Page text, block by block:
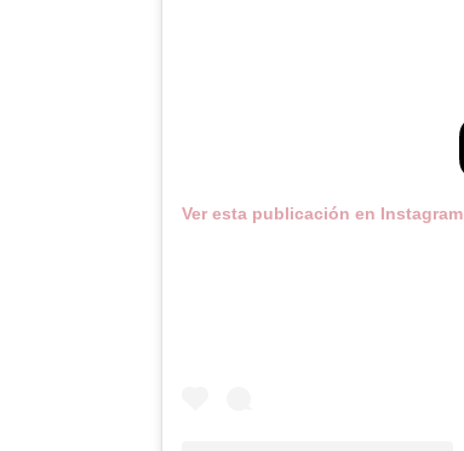
Ver esta publicación en Instagram